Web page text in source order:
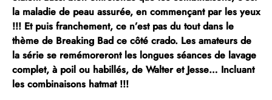
la maladie de peau assurée, en commençant par les yeux
!!! Et puis franchement, ce n’est pas du tout dans le
thème de Breaking Bad ce côté crado. Les amateurs de
la série se remémoreront les longues séances de lavage
complet, à poil ou habillés, de Walter et Jesse… Incluant
les combinaisons hatmat !!!